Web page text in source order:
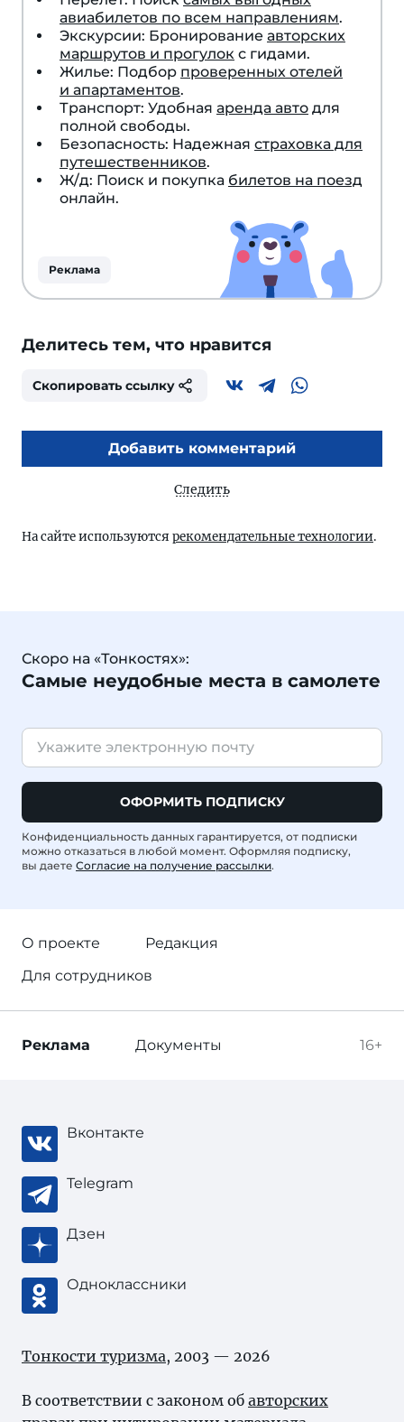
авиабилетов по всем направлениям.
Экскурсии: Бронирование авторских
маршрутов и прогулок с гидами.
Жилье: Подбор проверенных отелей
и апартаментов.
Транспорт: Удобная аренда авто для
полной свободы.
Безопасность: Надежная страховка для
путешественников.
Ж/д: Поиск и покупка билетов на поезд
онлайн.
Реклама
Делитесь тем, что нравится
Скопировать ссылку
Добавить комментарий
Следить
На сайте используются рекомендательные технологии.
Скоро на «Тонкостях»:
Самые неудобные места в самолете
ОФОРМИТЬ ПОДПИСКУ
Конфиденциальность данных гарантируется, от подписки
можно отказаться в любой момент. Оформляя подписку,
вы даете Согласие на получение рассылки.
О проекте
Редакция
Для сотрудников
16+
Реклама Документы
Вконтакте
Telegram
Дзен
Одноклассники
Тонкости туризма, 2003 — 2026
В соответствии с законом об авторских